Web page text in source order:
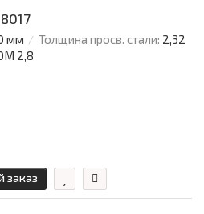
мм Толщина просв. стали: 2,32
2,8
заказ